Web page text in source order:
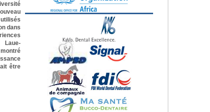
dans
être